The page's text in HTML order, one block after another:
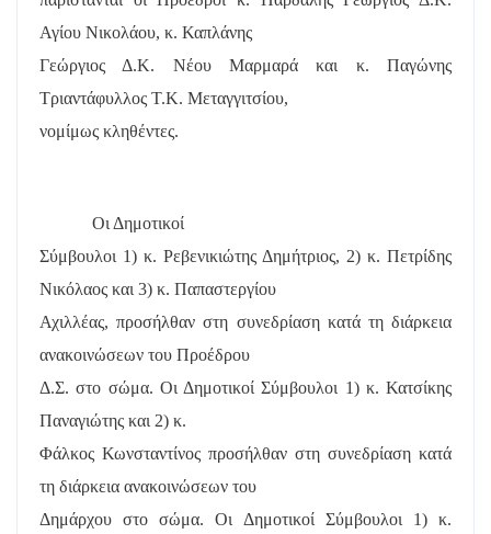
Αγίου Νικολάου, κ. Καπλάνης
Γεώργιος Δ.Κ. Νέου Μαρμαρά και κ. Παγώνης
Τριαντάφυλλος Τ.Κ. Μεταγγιτσίου,
νομίμως κληθέντες.
Οι Δημοτικοί
Σύμβουλοι 1) κ. Ρεβενικιώτης Δημήτριος, 2) κ. Πετρίδης
Νικόλαος και 3) κ. Παπαστεργίου
Αχιλλέας, προσήλθαν στη συνεδρίαση κατά τη διάρκεια
ανακοινώσεων του Προέδρου
Δ.Σ. στο σώμα. Οι Δημοτικοί Σύμβουλοι 1) κ. Κατσίκης
Παναγιώτης και 2) κ.
Φάλκος Κωνσταντίνος προσήλθαν στη συνεδρίαση κατά
τη διάρκεια ανακοινώσεων του
Δημάρχου στο σώμα. Οι Δημοτικοί Σύμβουλοι 1) κ.